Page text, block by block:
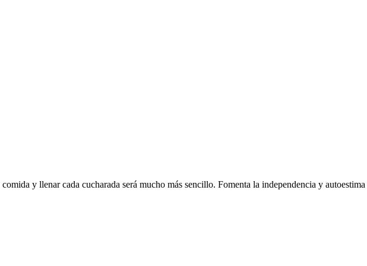
y llenar cada cucharada será mucho más sencillo. Fomenta la independencia y